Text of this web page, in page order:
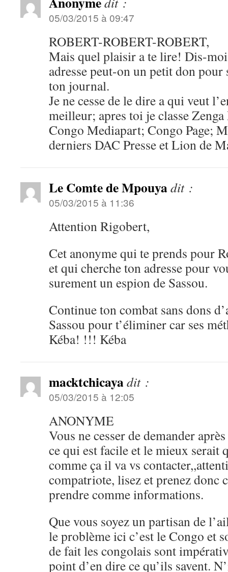
05/03/2015 à 09:47
ROBERT-ROBERT-ROBERT,
Mais quel plaisir a te lire! Dis-
adresse peut-on un petit don
ton journal.
Je ne cesse de le dire a qui veut
meilleur; apres toi je classe
Congo Mediapart; Congo Page;
derniers DAC Presse et Lion de
Le Comte de Mpouyadit :
05/03/2015 à 11:36
Attention Rigobert,
Cet anonyme qui te prends pour
et qui cherche ton adresse pour
surement un espion de Sassou.
Continue ton combat sans dons
Sassou pour t’éliminer car ses
Kéba! !!! Kéba
macktchicayadit :
05/03/2015 à 12:05
ANONYME
Vous ne cesser de demander
ce qui est facile et le mieux serait
comme ça il va vs
compatriote, lisez et prenez donc
prendre comme informations.
Que vous soyez un partisan de
le problème ici c’est le Congo et
de fait les congolais sont
point d’en dire ce qu’ils savent.